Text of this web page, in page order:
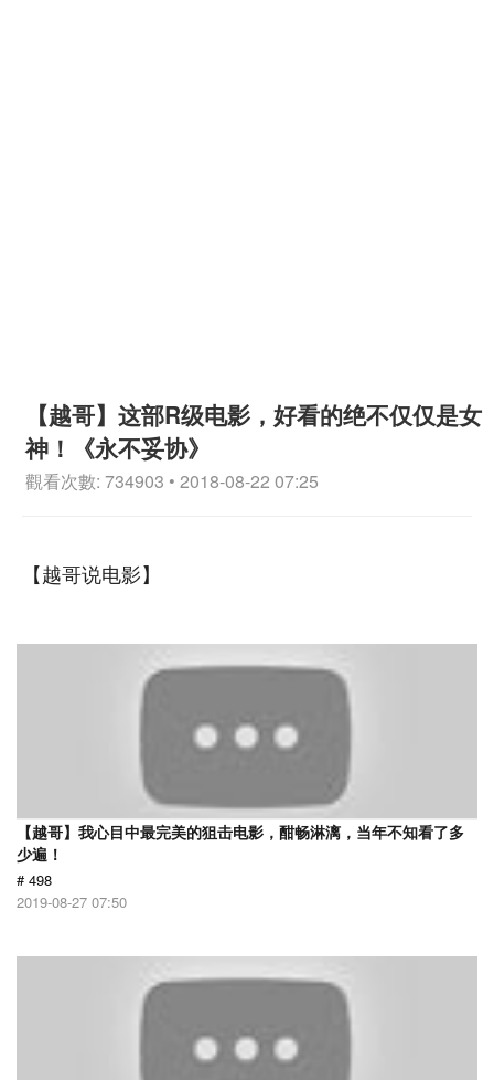
【越哥】这部R级电影，好看的绝不仅仅是女
神！《永不妥协》
觀看次數: 734903 • 2018-08-22 07:25
【越哥说电影】
【越哥】我心目中最完美的狙击电影，酣畅淋漓，当年不知看了多
少遍！
# 498
2019-08-27 07:50